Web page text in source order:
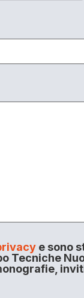
e sono
Tecniche